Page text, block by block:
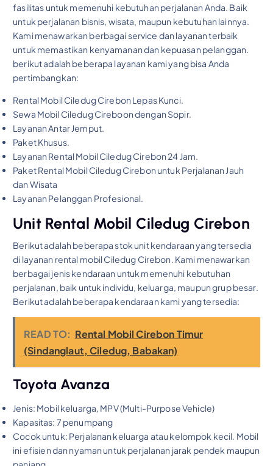
fasilitas untuk memenuhi kebutuhan perjalanan Anda. Baik
untuk perjalanan bisnis, wisata, maupun kebutuhan lainnya.
Kami menawarkan berbagai service dan layanan terbaik
untuk memastikan kenyamanan dan kepuasan pelanggan.
berikut adalah beberapa layanan kami yang bisa Anda
pertimbangkan:
Rental Mobil Ciledug Cirebon Lepas Kunci.
Sewa Mobil Ciledug Cireboon dengan Sopir.
Layanan Antar Jemput.
Paket Khusus.
Layanan Rental Mobil Ciledug Cirebon 24 Jam.
Paket Rental Mobil Ciledug Cirebon untuk Perjalanan Jauh
dan Wisata
Layanan Pelanggan Profesional.
Unit Rental Mobil Ciledug Cirebon
Berikut adalah beberapa stok unit kendaraan yang tersedia
di layanan rental mobil Ciledug Cirebon. Kami menawarkan
berbagai jenis kendaraan untuk memenuhi kebutuhan
perjalanan, baik untuk individu, keluarga, maupun grup besar.
Berikut adalah beberapa kendaraan kami yang tersedia:
READ TO: Rental Mobil Cirebon Timur
(Sindanglaut, Ciledug, Babakan)
Toyota Avanza
Jenis: Mobil keluarga, MPV (Multi-Purpose Vehicle)
Kapasitas: 7 penumpang
Cocok untuk: Perjalanan keluarga atau kelompok kecil. Mobil
ini efisien dan nyaman untuk perjalanan jarak pendek maupun